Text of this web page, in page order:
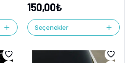
150,00₺
Seçenekler